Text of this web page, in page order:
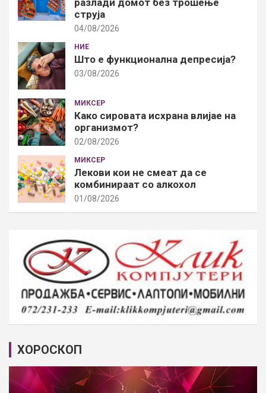
струја
04/08/2026
НИЕ
Што е функционална депресија?
03/08/2026
МИКСЕР
Како сировата исхрана влијае на
организмот?
02/08/2026
МИКСЕР
Лекови кои не смеат да се
комбинираат со алкохол
01/08/2026
ХОРОСКОП